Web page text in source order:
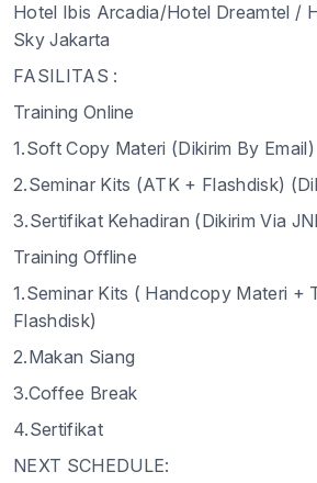
Hotel Ibis Arcadia/Hotel Dreamtel /
Sky Jakarta
FASILITAS :
Training Online
1.Soft Copy Materi (Dikirim By Email)
2.Seminar Kits (ATK + Flashdisk)
3.Sertifikat Kehadiran (Dikirim Via
Training Offline
1.Seminar Kits ( Handcopy Materi +
Flashdisk)
2.Makan Siang
3.Coffee Break
4.Sertifikat
NEXT SCHEDULE: